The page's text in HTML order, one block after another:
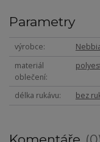
Parametry
výrobce
materiál
oblečení
délka rukávu bez